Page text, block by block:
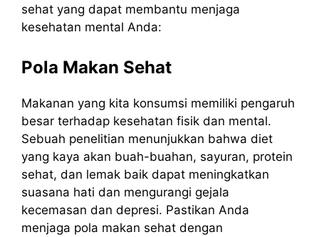
sehat yang dapat membantu menjaga
kesehatan mental Anda:
Pola Makan Sehat
Makanan yang kita konsumsi memiliki pengaruh
besar terhadap kesehatan fisik dan mental.
Sebuah penelitian menunjukkan bahwa diet
yang kaya akan buah-buahan, sayuran, protein
sehat, dan lemak baik dapat meningkatkan
suasana hati dan mengurangi gejala
kecemasan dan depresi. Pastikan Anda
menjaga pola makan sehat dengan